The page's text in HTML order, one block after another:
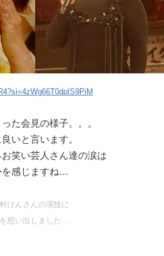
た会見の様子。。。
いと言います。
笑い芸人さん達の涙は
を感じますね…
けんさんの演技に
思い出しました…